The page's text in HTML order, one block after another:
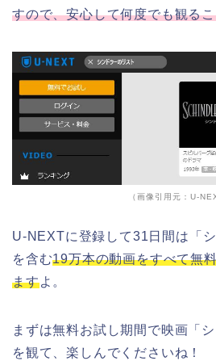
すので、安心して何度でも観る
（画像引用元：U-
U-NEXTに登録して31日間は「
を含む19万本の動画をすべて無
ますよ。
まずは無料お試し期間で映画「
を観て、楽しんでくださいね！